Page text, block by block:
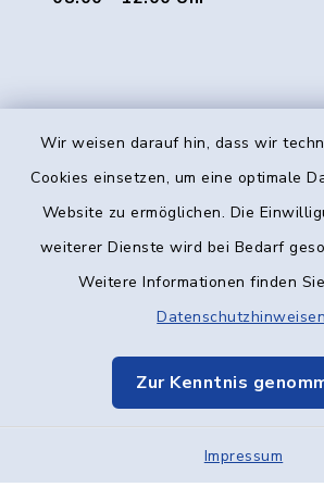
Wir weisen darauf hin, dass wir
Cookies einsetzen, um eine optimale
Website zu ermöglichen. Die
weiterer Dienste wird bei Bedarf
Weitere Informationen finden
Zur Kenntnis
Impressum
Kontakt
Datenschutz
Elektronische
Sitemap